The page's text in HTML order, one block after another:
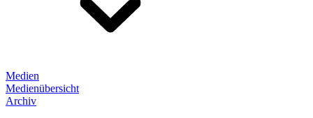
Medien
Medienübersicht
Archiv